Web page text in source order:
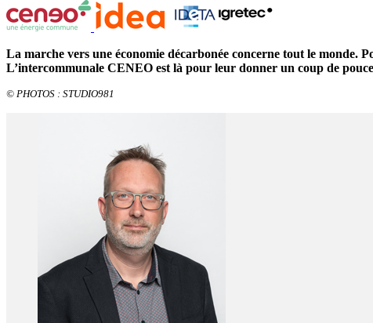
La marche vers une économie décarbonée concerne tout le monde.
L’intercommunale CENEO est là pour leur donner un coup de
© PHOTOS : STUDIO981